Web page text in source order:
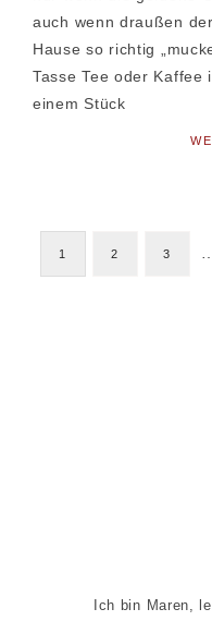
auch wenn draußen
Hause so richtig
Tasse Tee oder Kaffee
einem Stück
SEITE
1 SEITE
2 SEITE
3
Ich bin Maren,